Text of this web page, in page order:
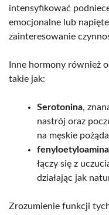
intensyfikować
emocjonalne lub
zainteresowanie
Inne hormony również
takie jak:
Serotonina,
nastrój oraz
na męskie
fenyloetyloamina
łączy się z
działając jak
Zrozumienie funkcji